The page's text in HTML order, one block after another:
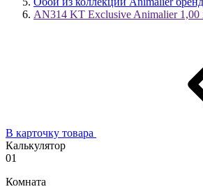
AN314 KT Exclusive Animalier 1,00
В карточку товара
Калькулятор
01
Комната